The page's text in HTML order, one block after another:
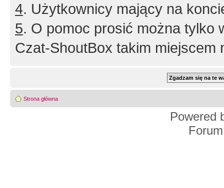
4. Użytkownicy mający na
5. O pomoc prosić można tylko
Czat-ShoutBox takim miejscem
Strona główna
Powered